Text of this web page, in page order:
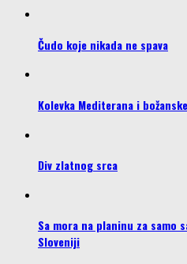
Čudo koje nikada ne spava
Kolevka Mediterana i
Div zlatnog srca
Sa mora na planinu za samo
Sloveniji